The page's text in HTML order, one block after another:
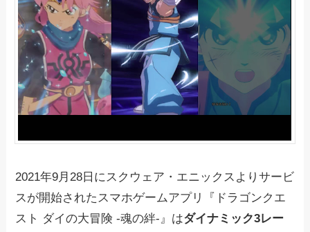
2021年9月28日にスクウェア・エニックスよりサービ
スが開始されたスマホゲームアプリ『ドラゴンクエ
スト ダイの大冒険 -魂の絆-』はダイナミック3レー